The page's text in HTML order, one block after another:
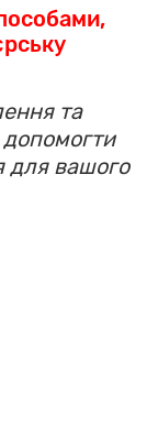
та
допомогти
для вашого